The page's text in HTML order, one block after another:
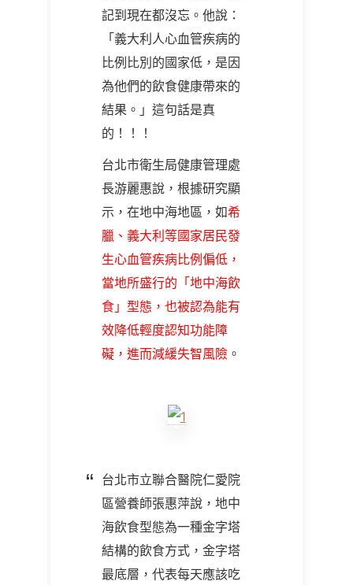
記到現在都沒忘。他說：
「義大利人心血管疾病的
比例比別的國家低，是因
為他們的飲食健康帶來的
結果。」這句話是真
的！！！
台北市衛生局健康管理處
長游麗惠說，根據研究顯
示，在地中海地區，如希
臘、義大利等國家居民發
生心血管疾病比例偏低，
當地所盛行的「地中海飲
食」型態，也被認為能有
效降低輕度認知功能障
礙，進而減緩失智風險 。
台北市立聯合醫院仁愛院
區營養師張惠萍說，地中
海飲食型態為一種金字塔
結構的飲食方式，金字塔
最底層，代表每天應該吃